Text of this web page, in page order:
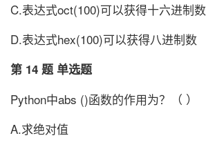
C.表达式oct(100)可以获得十六进制数
D.表达式hex(100)可以获得八进制数
第 14 题 单选题
Python中abs ()函数的作用为？（ ）
A.求绝对值